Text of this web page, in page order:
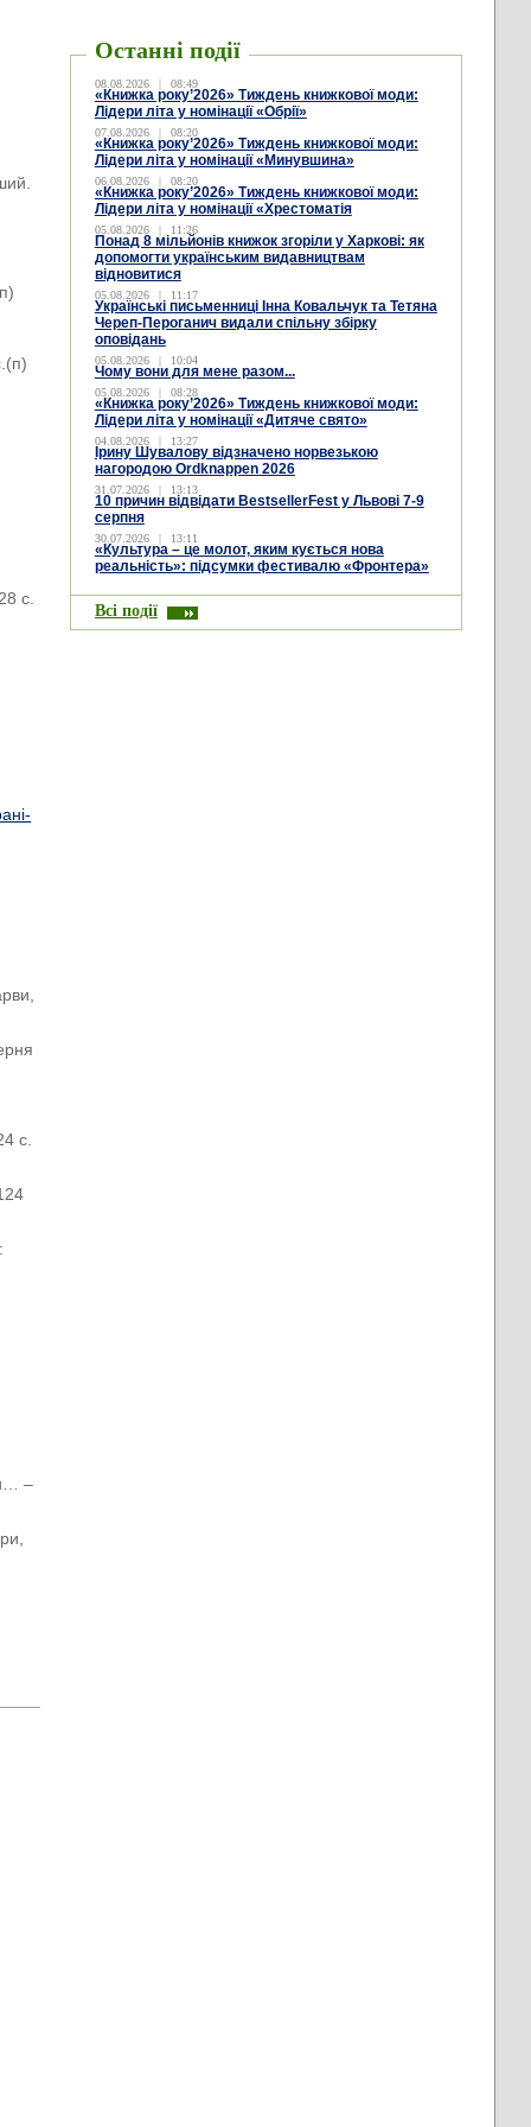
с.
с.
–
Останні події
08.08.2026 | 08:49
«Книжка року’2026» Тиждень книжкової моди:
Лідери літа у номінації «Обрії»
07.08.2026 | 08:20
«Книжка року’2026» Тиждень книжкової моди:
Лідери літа у номінації «Минувшина»
06.08.2026 | 08:20
«Книжка року’2026» Тиждень книжкової моди:
Лідери літа у номінації «Хрестоматія
05.08.2026 | 11:26
Понад 8 мільйонів книжок згоріли у Харкові: як
допомогти українським видавництвам
відновитися
05.08.2026 | 11:17
Українські письменниці Інна Ковальчук та Тетяна
Череп-Пероганич видали спільну збірку
оповідань
05.08.2026 | 10:04
Чому вони для мене разом...
05.08.2026 | 08:28
«Книжка року’2026» Тиждень книжкової моди:
Лідери літа у номінації «Дитяче свято»
04.08.2026 | 13:27
Ірину Шувалову відзначено норвезькою
нагородою Ordknappen 2026
31.07.2026 | 13:13
10 причин відвідати BestsellerFest у Львові 7-9
серпня
30.07.2026 | 13:11
«Культура – це молот, яким кується нова
реальність»: підсумки фестивалю «Фронтера»
Всі події